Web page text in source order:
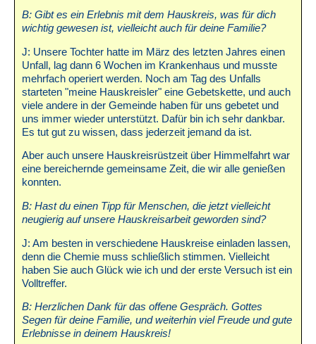
B: Gibt es ein Erlebnis mit dem Hauskreis, was für dich
wichtig gewesen ist, vielleicht auch für deine Familie?
J: Unsere Tochter hatte im März des letzten Jahres einen
Unfall, lag dann 6 Wochen im Krankenhaus und musste
mehrfach operiert werden. Noch am Tag des Unfalls
starteten "meine Hauskreisler" eine Gebetskette, und auch
viele andere in der Gemeinde haben für uns gebetet und
uns immer wieder unterstützt. Dafür bin ich sehr dankbar.
Es tut gut zu wissen, dass jederzeit jemand da ist.
Aber auch unsere Hauskreisrüstzeit über Himmelfahrt war
eine bereichernde gemeinsame Zeit, die wir alle genießen
konnten.
B: Hast du einen Tipp für Menschen, die jetzt vielleicht
neugierig auf unsere Hauskreisarbeit geworden sind?
J: Am besten in verschiedene Hauskreise einladen lassen,
denn die Chemie muss schließlich stimmen. Vielleicht
haben Sie auch Glück wie ich und der erste Versuch ist ein
Volltreffer.
B: Herzlichen Dank für das offene Gespräch. Gottes
Segen für deine Familie, und weiterhin viel Freude und gute
Erlebnisse in deinem Hauskreis!